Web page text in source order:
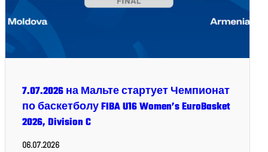
7.07.2026 на Мальте стартует Чемпионат
по баскетболу FIBA U16 Women’s EuroBasket
2026, Division C
06.07.2026